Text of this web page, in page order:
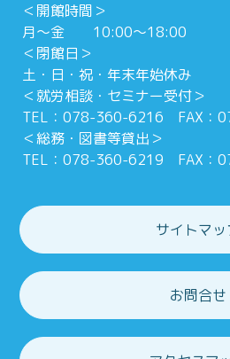
＜開館時間＞
月～金 10:00～18:00
＜閉館日＞
土・日・祝・年末年始休み
＜就労相談・セミナー受付＞
TEL：078-360-6216 FAX：
＜総務・図書等貸出＞
TEL：078-360-6219 FAX：
サイトマッ
お問合せ